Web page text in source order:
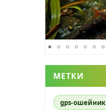
МЕТКИ
gps-ошейник